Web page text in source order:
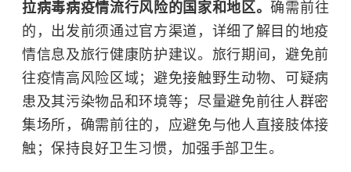
拉病毒病疫情流行风险的国家和地区。确需前往
的，出发前须通过官方渠道，详细了解目的地疫
情信息及旅行健康防护建议。旅行期间，避免前
往疫情高风险区域；避免接触野生动物、可疑病
患及其污染物品和环境等；尽量避免前往人群密
集场所，确需前往的，应避免与他人直接肢体接
触；保持良好卫生习惯，加强手部卫生。